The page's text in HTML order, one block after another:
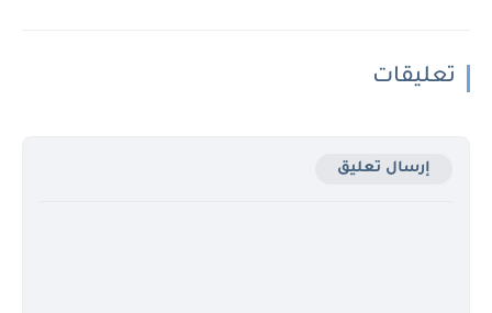
تعليقات
إرسال تعليق